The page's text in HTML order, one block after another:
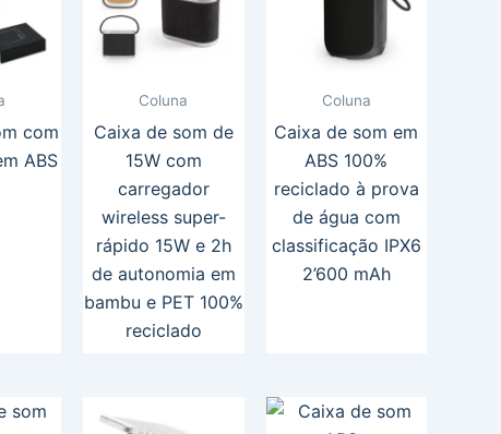
com
ABS
Coluna
Caixa de som de
15W com
carregador
wireless super-
rápido 15W e 2h
de autonomia em
bambu e PET 100%
reciclado
Coluna
Caixa de som em
ABS 100%
reciclado à prova
de água com
classificação IPX6
2’600 mAh